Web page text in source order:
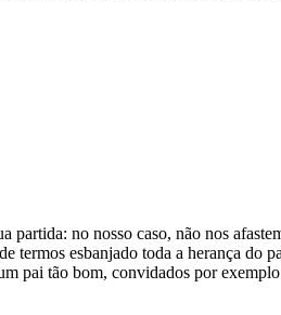
partida: no nosso caso, não nos
termos esbanjado toda a herança
pai tão bom, convidados por